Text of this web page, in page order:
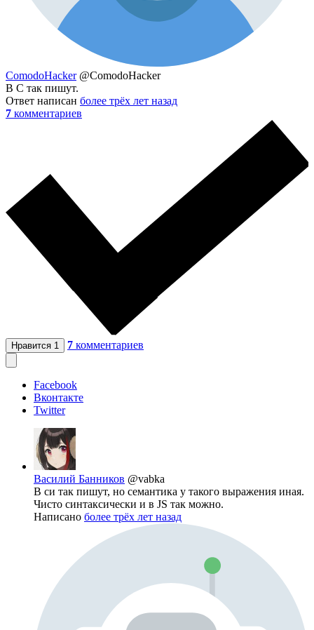
ComodoHacker @ComodoHacker
В C так пишут.
Ответ написан более трёх лет назад
7 комментариев
Нравится 1 7 комментариев
Facebook
Вконтакте
Twitter
Василий Банников @vabka
В си так пишут, но семантика у такого выражения иная.
Чисто синтаксически и в JS так можно.
Написано более трёх лет назад